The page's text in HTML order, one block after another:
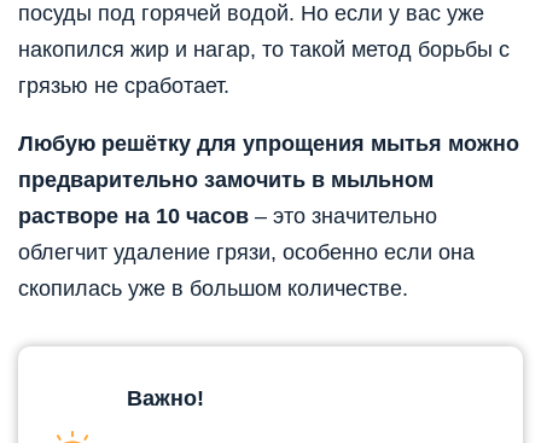
посуды под горячей водой. Но если у вас уже
накопился жир и нагар, то такой метод борьбы с
грязью не сработает.
Любую решётку для упрощения мытья можно
предварительно замочить в мыльном
растворе на 10 часов – это значительно
облегчит удаление грязи, особенно если она
скопилась уже в большом количестве.
Важно!